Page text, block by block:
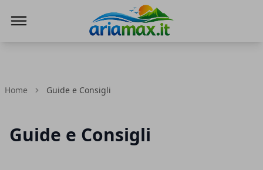
Home Guide e Consigli
Guide e Consigli